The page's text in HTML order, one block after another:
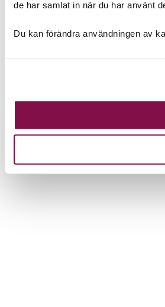
de har samlat in när du har använt
Du kan förändra användningen av